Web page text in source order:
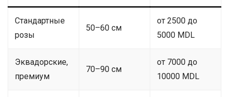
Стандартные
розы
50–60 см
от 2500 до
5000 MDL
Эквадорские,
премиум
70–90 см
от 7000 до
10000 MDL